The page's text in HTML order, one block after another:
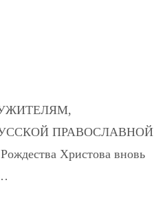
ПРАВОСЛАВНОЙ
Христова вновь